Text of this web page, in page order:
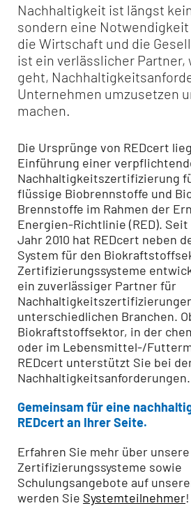
Nachhaltigkeit ist längst
sondern eine
die Wirtschaft und die
ist ein verlässlicher Partner,
geht,
Unternehmen umzusetzen
machen.
Die Ursprünge von REDcert
Einführung einer
Nachhaltigkeitszertifizierung
flüssige Biobrennstoffe und
Brennstoffe im Rahmen der
Energien-Richtlinie (RED).
Jahr 2010 hat REDcert neben
System für den
Zertifizierungssysteme
ein zuverlässiger Partner für
unterschiedlichen Branchen.
Biokraftstoffsektor, in der
oder im Lebensmittel-/
REDcert unterstützt Sie bei
Nachhaltigkeitsanforderungen.
Gemeinsam für eine
REDcert an Ihrer Seite.
Erfahren Sie mehr über
Zertifizierungssysteme sowie
Schulungsangebote auf
werden Sie Systemteilnehmer!